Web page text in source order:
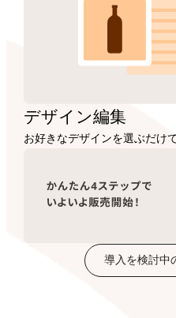
デザイン編集
お好きなデザインを選ぶだけ
導入を検討中